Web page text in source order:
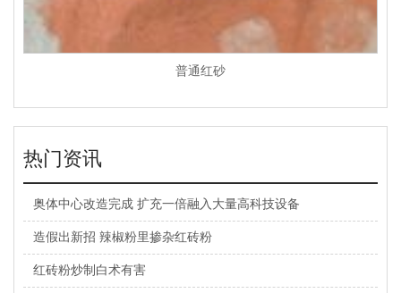
普通红砂
热门资讯
奥体中心改造完成 扩充一倍融入大量高科技设备
造假出新招 辣椒粉里掺杂红砖粉
红砖粉炒制白术有害